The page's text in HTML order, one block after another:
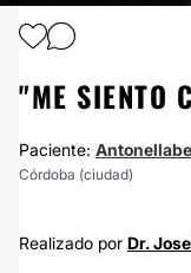
"ME SIENTO
Paciente:
Córdoba (ciudad)
Realizado por Dr.